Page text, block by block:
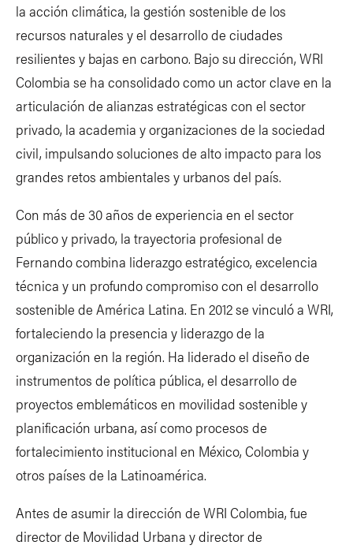
la acción climática, la gestión sostenible de los
recursos naturales y el desarrollo de ciudades
resilientes y bajas en carbono. Bajo su dirección, WRI
Colombia se ha consolidado como un actor clave en la
articulación de alianzas estratégicas con el sector
privado, la academia y organizaciones de la sociedad
civil, impulsando soluciones de alto impacto para los
grandes retos ambientales y urbanos del país.
Con más de 30 años de experiencia en el sector
público y privado, la trayectoria profesional de
Fernando combina liderazgo estratégico, excelencia
técnica y un profundo compromiso con el desarrollo
sostenible de América Latina. En 2012 se vinculó a WRI,
fortaleciendo la presencia y liderazgo de la
organización en la región. Ha liderado el diseño de
instrumentos de política pública, el desarrollo de
proyectos emblemáticos en movilidad sostenible y
planificación urbana, así como procesos de
fortalecimiento institucional en México, Colombia y
otros países de la Latinoamérica.
Antes de asumir la dirección de WRI Colombia, fue
director de Movilidad Urbana y director de